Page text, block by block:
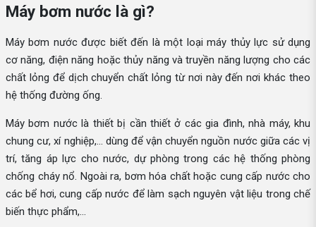
Máy bơm nước là gì?
Máy bơm nước được biết đến là một loại máy thủy lực sử dụng
cơ năng, điện năng hoặc thủy năng và truyền năng lượng cho các
chất lỏng để dịch chuyển chất lỏng từ nơi này đến nơi khác theo
hệ thống đường ống.
Máy bơm nước là thiết bị cần thiết ở các gia đình, nhà máy, khu
chung cư, xí nghiệp,... dùng để vận chuyển nguồn nước giữa các vị
trí, tăng áp lực cho nước, dự phòng trong các hệ thống phòng
chống cháy nổ. Ngoài ra, bơm hóa chất hoặc cung cấp nước cho
các bể hơi, cung cấp nước để làm sạch nguyên vật liệu trong chế
biến thực phẩm,...